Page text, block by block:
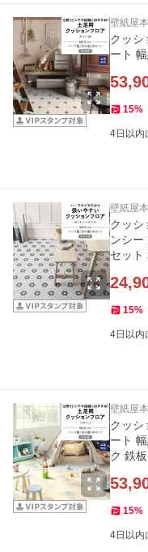
壁紙屋
クッシ
ート
15%
4日以内
壁紙屋
クッシ
ンシ
セット
15%
4日以内
壁紙屋
クッシ
ート
ク 鉄
15%
4日以内